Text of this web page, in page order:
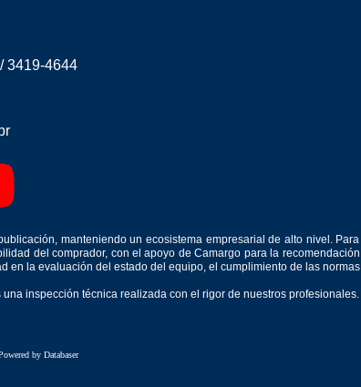
/3419-4644
manteniendo un ecosistema empresarial de alto nivel. Para
del comprador, con el apoyo de Camargo para la recomendación
en la evaluación del estado del equipo, el cumplimiento de las normas
inspección técnica realizada con el rigor de nuestros profesionales.
by Databaser